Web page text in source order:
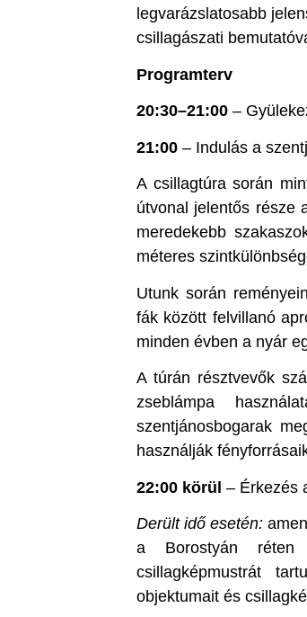
legvarázslatosabb
csillagászati
Programterv
20:30–21:00 –
21:00 – Indulás a
A csillagtúra során
útvonal jelentős része
meredekebb
méteres
Utunk során
fák között felvillanó
minden évben a nyár
A túrán résztvevők
zseblámpa
szentjánosbogarak
használják
22:00 körül – Érkezés
Derült idő esetén:
a Borostyán réten
csillagképmustrát
objektumait és